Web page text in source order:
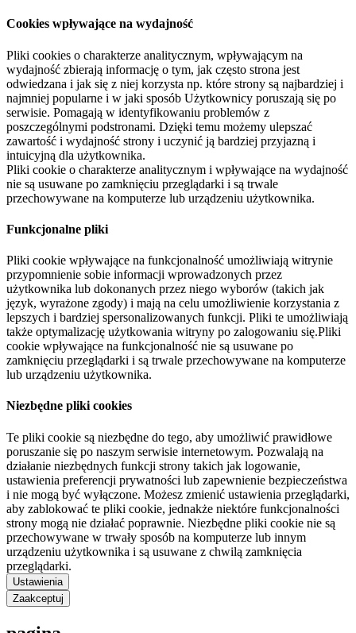
Cookies wpływające na wydajność
Pliki cookies o charakterze analitycznym, wpływającym na
wydajność zbierają informację o tym, jak często strona jest
odwiedzana i jak się z niej korzysta np. które strony są najbardziej i
najmniej popularne i w jaki sposób Użytkownicy poruszają się po
serwisie. Pomagają w identyfikowaniu problemów z
poszczególnymi podstronami. Dzięki temu możemy ulepszać
zawartość i wydajność strony i uczynić ją bardziej przyjazną i
intuicyjną dla użytkownika.
Pliki cookie o charakterze analitycznym i wpływające na wydajność
nie są usuwane po zamknięciu przeglądarki i są trwale
przechowywane na komputerze lub urządzeniu użytkownika.
Funkcjonalne pliki
Pliki cookie wpływające na funkcjonalność umożliwiają witrynie
przypomnienie sobie informacji wprowadzonych przez
użytkownika lub dokonanych przez niego wyborów (takich jak
język, wyrażone zgody) i mają na celu umożliwienie korzystania z
lepszych i bardziej spersonalizowanych funkcji. Pliki te umożliwiają
także optymalizację użytkowania witryny po zalogowaniu się.Pliki
cookie wpływające na funkcjonalność nie są usuwane po
zamknięciu przeglądarki i są trwale przechowywane na komputerze
lub urządzeniu użytkownika.
Niezbędne pliki cookies
Te pliki cookie są niezbędne do tego, aby umożliwić prawidłowe
poruszanie się po naszym serwisie internetowym. Pozwalają na
działanie niezbędnych funkcji strony takich jak logowanie,
ustawienia preferencji prywatności lub zapewnienie bezpieczeństwa
i nie mogą być wyłączone. Możesz zmienić ustawienia przeglądarki,
aby zablokować te pliki cookie, jednakże niektóre funkcjonalności
strony mogą nie działać poprawnie. Niezbędne pliki cookie nie są
przechowywane w trwały sposób na komputerze lub innym
urządzeniu użytkownika i są usuwane z chwilą zamknięcia
przeglądarki.
Ustawienia
Zaakceptuj